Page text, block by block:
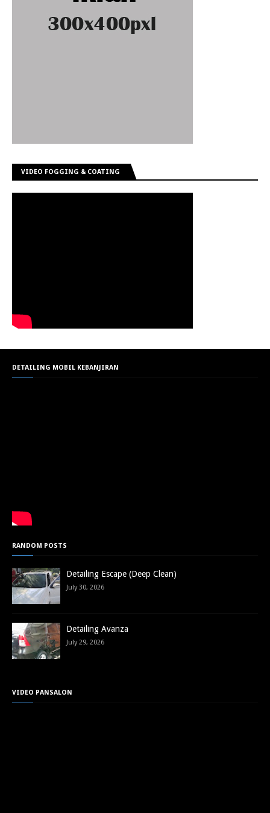
VIDEO FOGGING & COATING
DETAILING MOBIL KEBANJIRAN
RANDOM POSTS
Detailing Escape (Deep Clean)
July 30, 2026
Detailing Avanza
July 29, 2026
VIDEO PANSALON